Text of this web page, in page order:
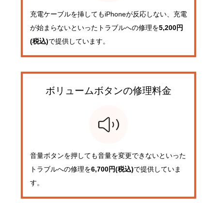
充電ケーブルを挿してもiPhoneが反応しない、充電
が始まらないといったトラブルへの修理を5,200円
(税込)で提供しています。
ボリュームボタンの修理料金
音量ボタンを押しても音量を変更できないといった
トラブルへの修理を6,700円(税込)で提供していま
す。